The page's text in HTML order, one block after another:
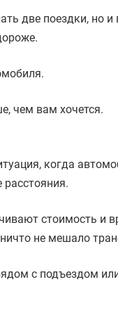
две поездки, но
чем вам хочется.
когда
стоимость и
не мешало
с подъездом